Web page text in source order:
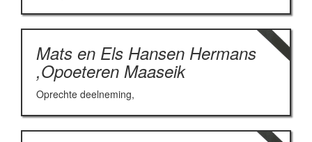
Mats en Els Hansen Hermans
,Opoeteren Maaseik
Oprechte deelneming,